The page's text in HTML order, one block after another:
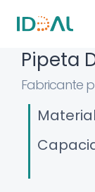
para
conteúdo
Pipeta
Fabricante